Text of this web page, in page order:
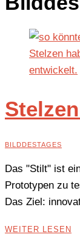
BILDDESTAGES
Das "Stilt" ist
Prototypen zu
Das Ziel:
WEITER LESEN